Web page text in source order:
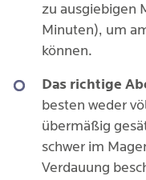
zu ausgiebigen
Minuten), um
können.
Das richtige
besten weder
übermäßig
schwer im
Verdauung